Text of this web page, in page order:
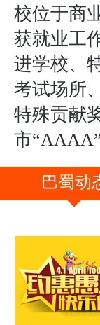
校位于商
获就业工
进学校、
考试场所
特殊贡献
市
巴蜀动